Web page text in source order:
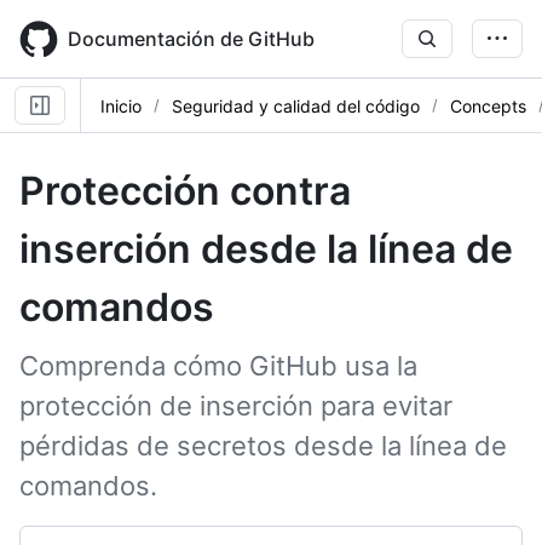
main
content
Documentación de GitHub
Inicio Seguridad y calidad del código Concepts
Protección contra
inserción desde la línea de
comandos
Comprenda cómo GitHub usa la
protección de inserción para evitar
pérdidas de secretos desde la línea de
comandos.